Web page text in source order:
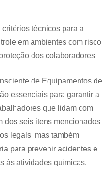
técnicos para a
em ambientes com risco
dos colaboradores.
de Equipamentos de
essenciais para garantir a
que lidam com
dos seis itens mencionados
legais, mas também
para prevenir acidentes e
às atividades químicas.